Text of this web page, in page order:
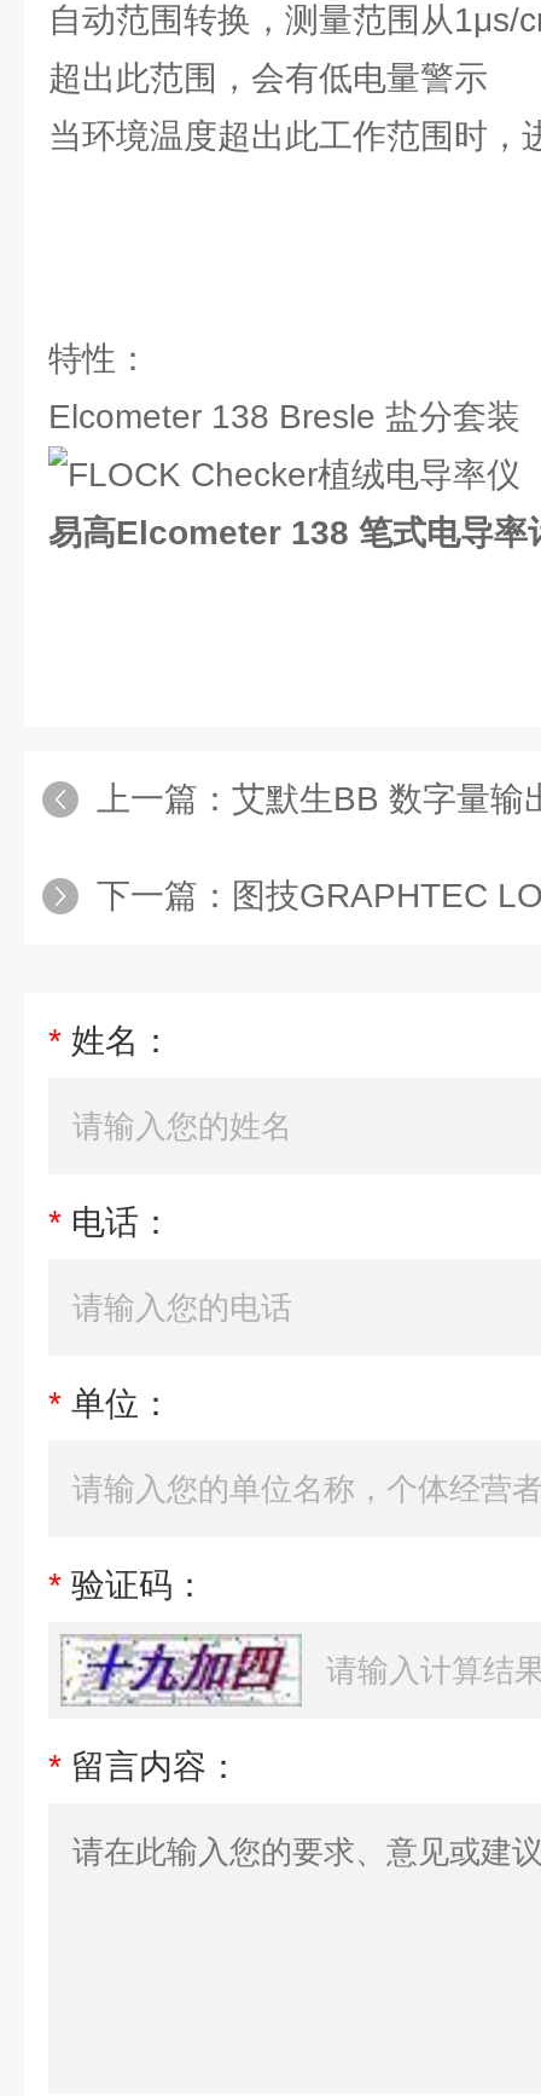
自动范围转换，测量范围从1μs/
超出此范围，会有低电量警示
当环境温度超出此工作范围时，
特性：
Elcometer 138 Bresle 盐分套装
易高Elcometer 138 笔式电导率
上一篇： 艾默生BB 数字量输
下一篇： 图技GRAPHTEC
* 姓名：
* 电话：
* 单位：
* 验证码：
* 留言内容：